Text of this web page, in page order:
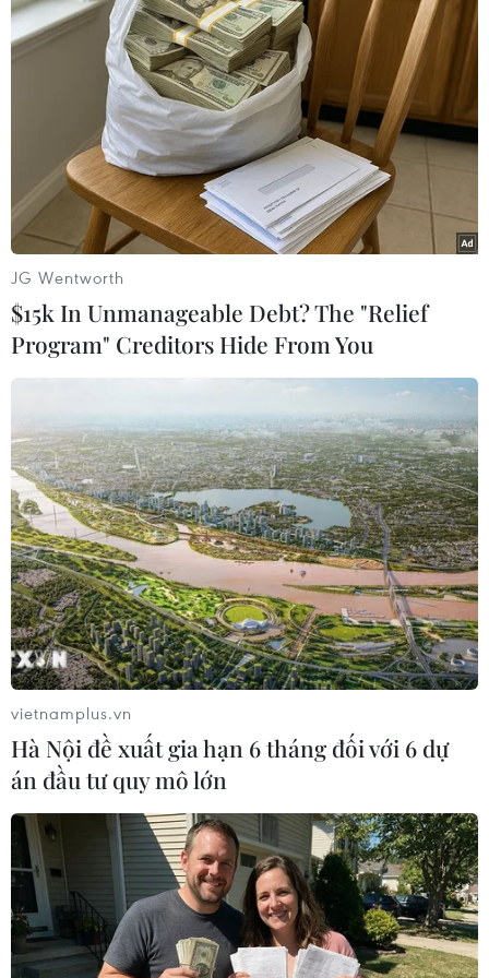
cách ngoại giao, mộttrong những điểm đến tiếp
theo của hoàng tử tại nước ngoài có thể sẽ
làAfghanistan.[Hoàng tử Anh đạt đủ chuẩn lái
trực thăng Apache]Sau khi đào tạo 18 tháng để
trở thành một phi công trực thăng tấn công
Apache,hoàng tử đã thể hiện rõ ràng ý định
được trở lại Afghanistan./.
S.N (Vietnam+)
#Hoàng tử Anh Harry
#Hoàng gia Anh
#Nữ hoàng Elizabeth II
Anh
JG Wentworth
$15k In Unmanageable Debt? The "Relief
Program" Creditors Hide From You
vietnamplus.vn
Hà Nội đề xuất gia hạn 6 tháng đối với 6 dự
án đầu tư quy mô lớn